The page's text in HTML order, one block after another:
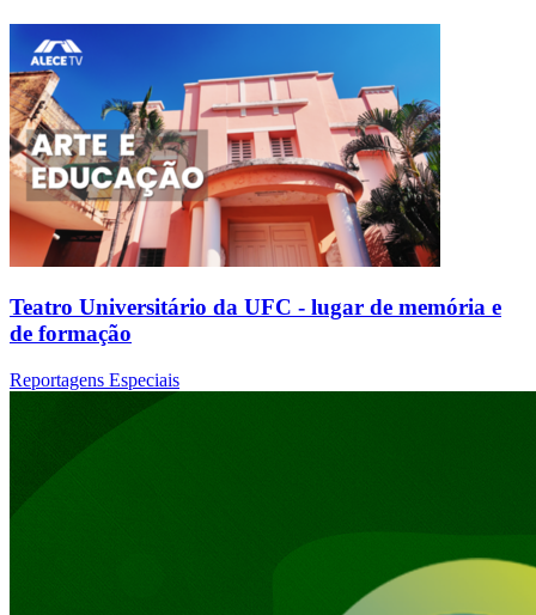
Teatro Universitário da UFC - lugar de memória e
de formação
Reportagens Especiais